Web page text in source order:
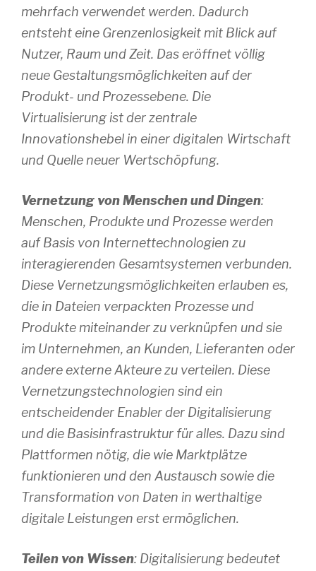
mehrfach verwendet werden. Dadurch
entsteht eine Grenzenlosigkeit mit Blick auf
Nutzer, Raum und Zeit. Das eröffnet völlig
neue Gestaltungsmöglichkeiten auf der
Produkt- und Prozessebene. Die
Virtualisierung ist der zentrale
Innovationshebel in einer digitalen Wirtschaft
und Quelle neuer Wertschöpfung.
Vernetzung von Menschen und Dingen:
Menschen, Produkte und Prozesse werden
auf Basis von Internettechnologien zu
interagierenden Gesamtsystemen verbunden.
Diese Vernetzungsmöglichkeiten erlauben es,
die in Dateien verpackten Prozesse und
Produkte miteinander zu verknüpfen und sie
im Unternehmen, an Kunden, Lieferanten oder
andere externe Akteure zu verteilen. Diese
Vernetzungstechnologien sind ein
entscheidender Enabler der Digitalisierung
und die Basisinfrastruktur für alles. Dazu sind
Plattformen nötig, die wie Marktplätze
funktionieren und den Austausch sowie die
Transformation von Daten in werthaltige
digitale Leistungen erst ermöglichen.
Teilen von Wissen: Digitalisierung bedeutet